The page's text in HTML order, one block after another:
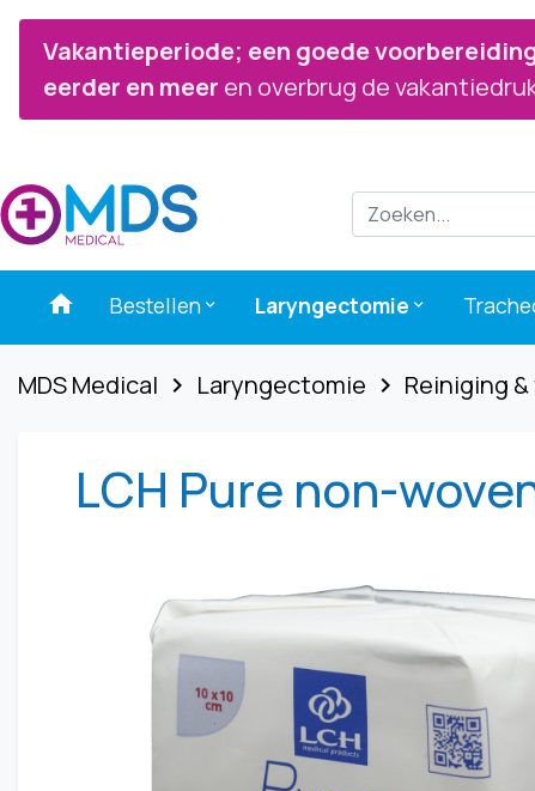
Vakantieperiode; een goede
eerder en meer en overbrug de
home Bestellen keyboard_arrow_down Laryngectomie keyboard_arrow_down
MDS Medical navigate_next Laryngectomie navigate_next Reiniging
LCH Pure non-